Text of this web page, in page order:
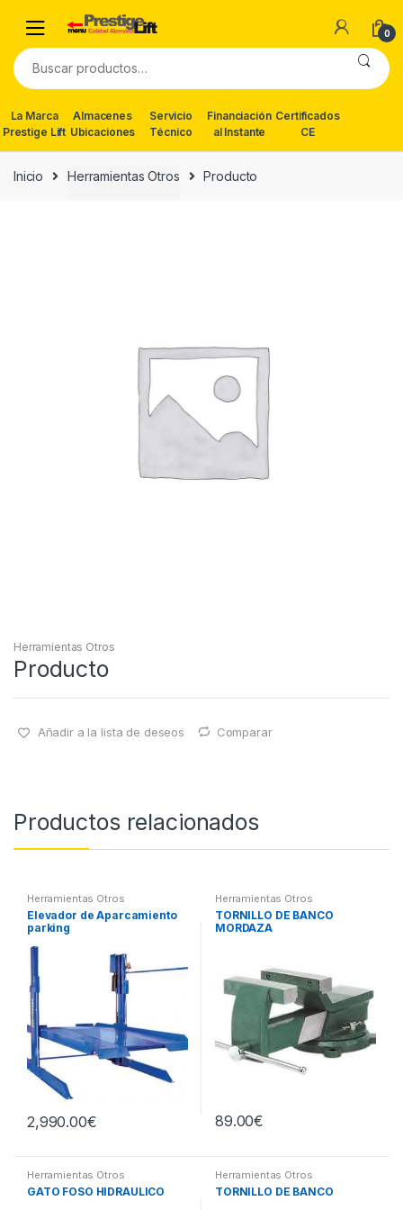
navigation
content
0
Buscar
por:
La Marca
Prestige Lift
Almacenes
Ubicaciones
Servicio
Técnico
Financiación
al Instante
Certificados
CE
Inicio Herramientas Otros Producto
Herramientas Otros
Producto
Añadir a la lista de deseos Comparar
Productos relacionados
Herramientas Otros
Elevador de Aparcamiento
parking
2,990.00€
Herramientas Otros
TORNILLO DE BANCO
MORDAZA
89.00€
Herramientas Otros
GATO FOSO HIDRÁULICO
Herramientas Otros
TORNILLO DE BANCO